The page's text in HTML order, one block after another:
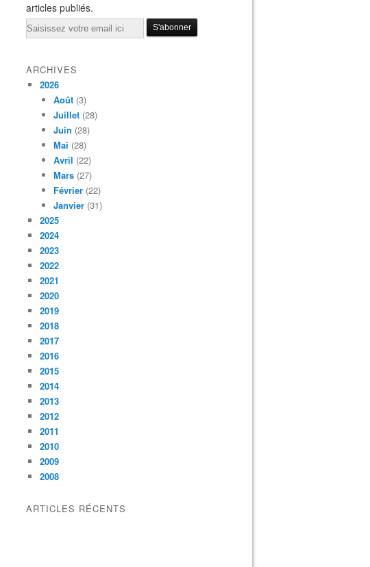
articles publiés.
Email
ARCHIVES
2026
Août (3)
Juillet (28)
Juin (28)
Mai (28)
Avril (22)
Mars (27)
Février (22)
Janvier (31)
2025
2024
2023
2022
2021
2020
2019
2018
2017
2016
2015
2014
2013
2012
2011
2010
2009
2008
ARTICLES RÉCENTS